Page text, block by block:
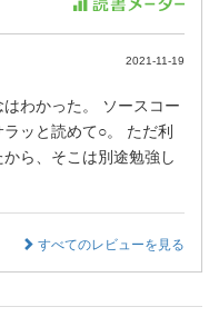
2021-11-19
わかった。 ソースコー
ッと読めて○。 ただ利
ら、そこは別途勉強し
すべてのレビューを見る